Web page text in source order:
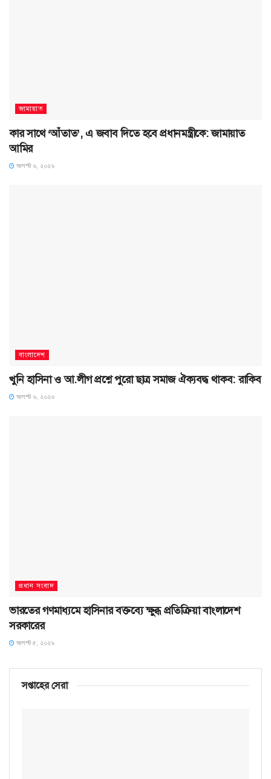
জামায়াত
কার সাথে ‘আঁতাত’, এ জবাব দিতে হবে প্রধানমন্ত্রীকে: জামায়াত
আমির
আগস্ট ৬, ২০২৬
বাংলাদেশ
খুনি হাসিনা ও আ.লীগ প্রশ্নে পুরো ছাত্র সমাজ ঐক্যবদ্ধ থাকব: রাকিব
আগস্ট ৬, ২০২৬
প্রধান সংবাদ
ভারতের গণমাধ্যমে হাসিনার বক্তব্যে ক্ষুব্ধ প্রতিক্রিয়া বাংলাদেশ
সরকারের
আগস্ট ৫, ২০২৬
সপ্তাহের সেরা